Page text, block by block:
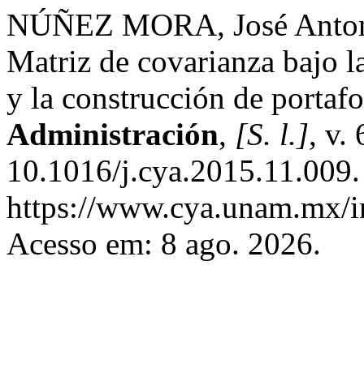
NÚÑEZ MORA, José
Matriz de covarianza bajo
y la construcción de
Administración, [S. l.], v.
10.1016/
https://
Acesso em: 8 ago. 2026.